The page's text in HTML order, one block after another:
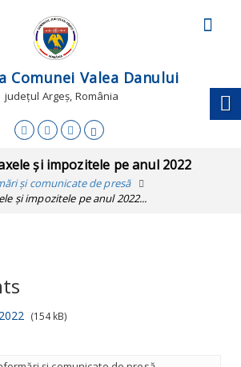
Comunei Valea Danului
județul Argeș, România
și impozitele pe anul 2022
și comunicate de presă
și impozitele pe anul 2022...
(154 kB)